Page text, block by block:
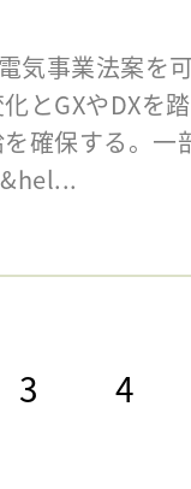
気事業法案を
とGXやDXを
確保する。一
3 4